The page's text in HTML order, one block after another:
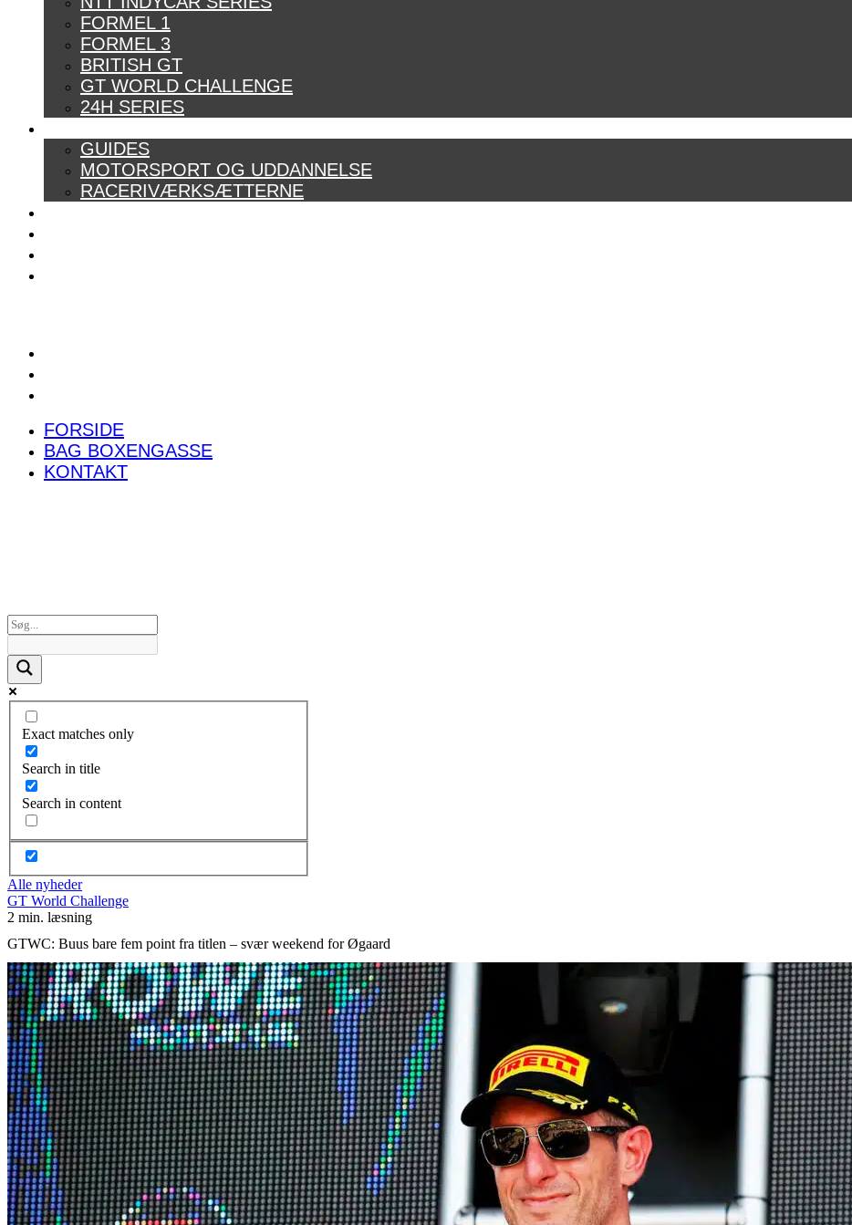
FORMEL 1
FORMEL 3
BRITISH GT
GT WORLD CHALLENGE
24H SERIES
GUIDES
MOTORSPORT OG UDDANNELSE
RACERIVÆRKSÆTTERNE
FORSIDE
BAG BOXENGASSE
KONTAKT
Exact matches only
Search in title
Search in content
Alle nyheder
GT World Challenge
2 min. læsning
GTWC: Buus bare fem point fra titlen – svær weekend for Øgaard